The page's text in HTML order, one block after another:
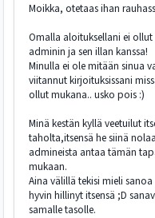
Moikka, otetaas ihan
Omalla aloituksellani ei
adminin ja sen illan kanssa!
Minulla ei ole mitään sinua
viitannut kirjoituksissani
ollut mukana.. usko pois :)
Minä kestän kyllä veetuilut
taholta,itsensä he siinä
admineista antaa tämän
mukaan.
Aina välillä tekisi mieli
hyvin hillinyt itsensä ;D
samalle tasolle.